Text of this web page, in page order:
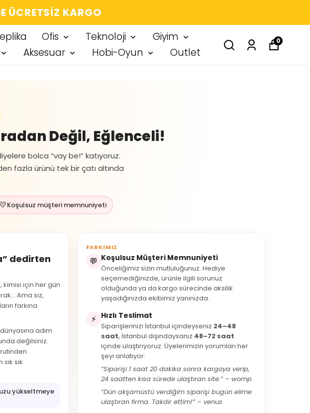
DAIR KÜÇÜK BIR IMZA
Ofis Teknoloji
Giyim
Aksesuar Hobi-Oyun Outlet
0
Değil, Eğlenceli!
bolca “vay be!” katıyoruz.
fazla ürünü tek bir çatı altında
💛Koşulsuz müşteri memnuniyeti
dedirten
kimisi için her gün
Ama siz,
farkına
adım
değilsiniz.
sık
yükseltmeye
FARKIMIZ
💬 Koşulsuz Müşteri Memnuniyeti
Önceliğimiz sizin mutluluğunuz. Hediye
seçemediğinizde, ürünle ilgili sorunuz
olduğunda ya da kargo sürecinde aksilik
yaşadığınızda ekibimiz yanınızda.
⚡ Hızlı Teslimat
Siparişlerinizi İstanbul içindeyseniz 24–48
saat, İstanbul dışındaysanız 48–72 saat
içinde ulaştırıyoruz. Üyelerimizin yorumları her
şeyi anlatıyor:
“Siparişi 1 saat 20 dakika sonra kargoya verip,
24 saatten kısa sürede ulaştıran site.” – womp
“Dün akşamüstü verdiğim siparişi bugün elime
ulaştıran firma. Takdir ettim!” – venus